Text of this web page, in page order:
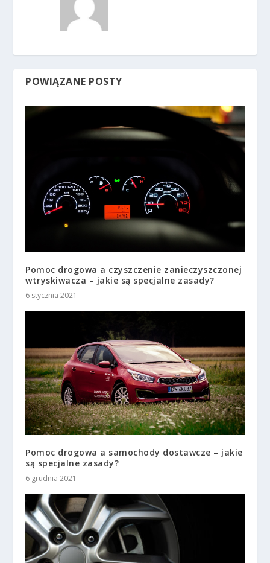
POWIĄZANE POSTY
Pomoc drogowa a czyszczenie zanieczyszczonej
wtryskiwacza – jakie są specjalne zasady?
6 stycznia 2021
Pomoc drogowa a samochody dostawcze – jakie
są specjalne zasady?
6 grudnia 2021